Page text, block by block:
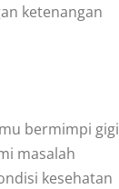
ketenangan
bermimpi gigi
masalah
kesehatan